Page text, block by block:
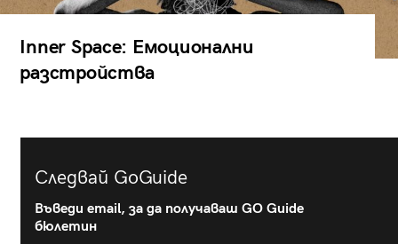
Inner Space: Емоционални
разстройства
Следвай GoGuide
Въведи email, за да получаваш GO Guide
бюлетин